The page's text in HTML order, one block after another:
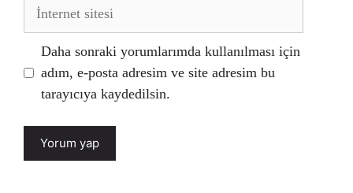
İnternet
Daha sonraki yorumlarımda kullanılması için
adım, e-posta adresim ve site adresim bu
tarayıcıya kaydedilsin.